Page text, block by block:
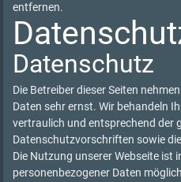
entfernen.
Datenschutz
Die Betreiber dieser Seiten
Daten sehr ernst. Wir behandeln
vertraulich und entsprechend der
Datenschutzvorschriften sowie
Die Nutzung unserer Webseite ist
personenbezogener Daten